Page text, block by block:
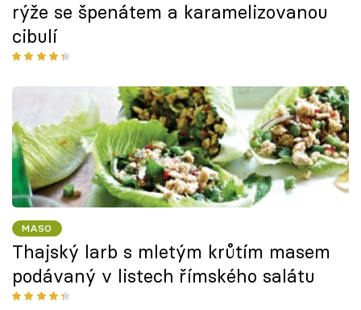
rýže se špenátem a karamelizovanou
cibulí
MASO
Thajský larb s mletým krůtím masem
podávaný v listech římského salátu